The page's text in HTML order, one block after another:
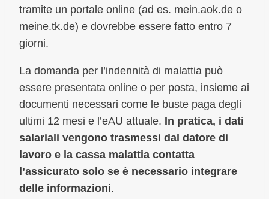
tramite un portale online (ad es. mein.aok.de o
meine.tk.de) e dovrebbe essere fatto entro 7
giorni.
La domanda per l’indennità di malattia può
essere presentata online o per posta, insieme ai
documenti necessari come le buste paga degli
ultimi 12 mesi e l’eAU attuale. In pratica, i dati
salariali vengono trasmessi dal datore di
lavoro e la cassa malattia contatta
l’assicurato solo se è necessario integrare
delle informazioni.